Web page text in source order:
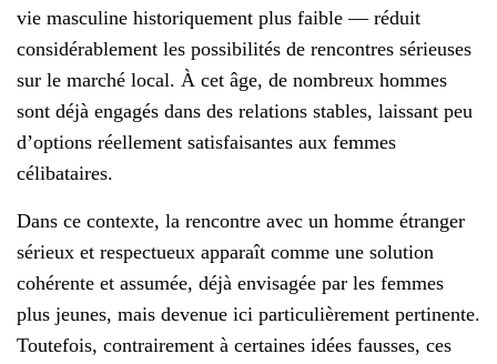
vie masculine historiquement plus faible — réduit
considérablement les possibilités de rencontres sérieuses
sur le marché local. À cet âge, de nombreux hommes
sont déjà engagés dans des relations stables, laissant peu
d’options réellement satisfaisantes aux femmes
célibataires.
Dans ce contexte, la rencontre avec un homme étranger
sérieux et respectueux apparaît comme une solution
cohérente et assumée, déjà envisagée par les femmes
plus jeunes, mais devenue ici particulièrement pertinente.
Toutefois, contrairement à certaines idées fausses, ces